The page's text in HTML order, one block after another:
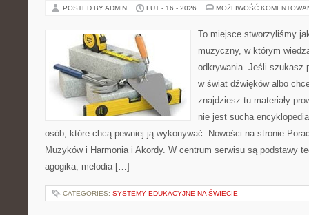
POSTED BY ADMIN LUT - 16 - 2026 MOŻLIWOŚĆ
To miejsce stworzyliśmy
muzyczny, w którym
odkrywania. Jeśli szukasz
w świat dźwięków albo
znajdziesz tu materiały
nie jest sucha
osób, które chcą pewniej ją wykonywać. Nowości na stronie
Muzyków i Harmonia i Akordy. W centrum serwisu są podstawy
agogika, melodia […]
CATEGORIES: SYSTEMY EDUKACYJNE NA ŚWIECIE